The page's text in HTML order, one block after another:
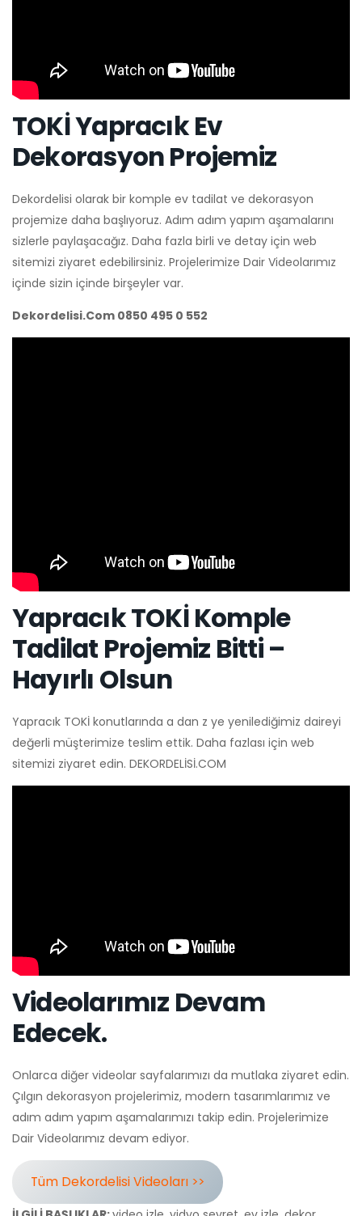
TOKİ Yapracık Ev
Dekorasyon Projemiz
Dekordelisi olarak bir komple ev tadilat ve dekorasyon
projemize daha başlıyoruz. Adım adım yapım aşamalarını
sizlerle paylaşacağız. Daha fazla birli ve detay için web
sitemizi ziyaret edebilirsiniz. Projelerimize Dair Videolarımız
içinde sizin içinde birşeyler var.
Dekordelisi.Com 0850 495 0 552
Yapracık TOKİ Komple
Tadilat Projemiz Bitti –
Hayırlı Olsun
Yapracık TOKİ konutlarında a dan z ye yenilediğimiz daireyi
değerli müşterimize teslim ettik. Daha fazlası için web
sitemizi ziyaret edin. DEKORDELİSİ.COM
Videolarımız Devam
Edecek.
Onlarca diğer videolar sayfalarımızı da mutlaka ziyaret edin.
Çılgın dekorasyon projelerimiz, modern tasarımlarımız ve
adım adım yapım aşamalarımızı takip edin. Projelerimize
Dair Videolarımız devam ediyor.
Tüm Dekordelisi Videoları >>